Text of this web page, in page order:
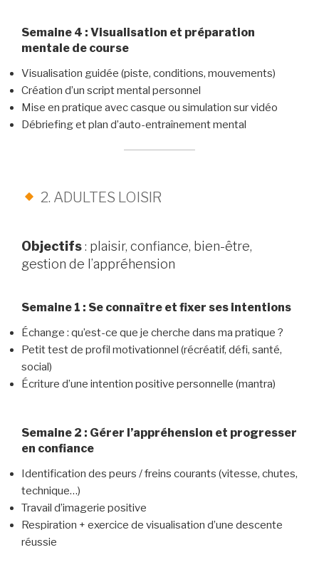
Semaine 4 : Visualisation et préparation
mentale de course
Visualisation guidée (piste, conditions, mouvements)
Création d’un script mental personnel
Mise en pratique avec casque ou simulation sur vidéo
Débriefing et plan d’auto-entraînement mental
2. ADULTES LOISIR
Objectifs: plaisir, confiance, bien-être,
gestion de l’appréhension
Semaine 1 : Se connaître et fixer ses intentions
Échange : qu’est-ce que je cherche dans ma pratique ?
Petit test de profil motivationnel (récréatif, défi, santé,
social)
Écriture d’une intention positive personnelle (mantra)
Semaine 2 : Gérer l’appréhension et progresser
en confiance
Identification des peurs / freins courants (vitesse, chutes,
technique…)
Travail d’imagerie positive
Respiration + exercice de visualisation d’une descente
réussie